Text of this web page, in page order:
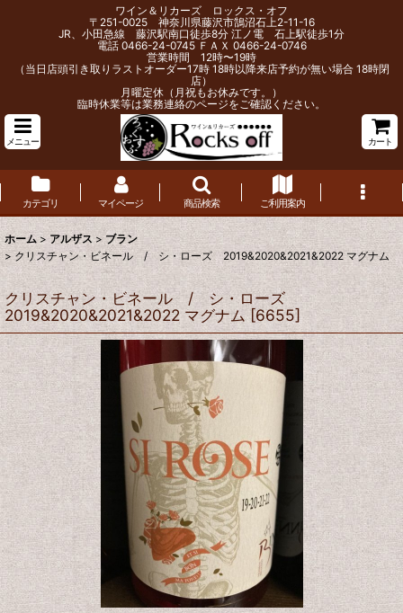
ワイン＆リカーズ ロックス・オフ
〒251-0025 神奈川県藤沢市鵠沼石上2-11-16
JR、小田急線 藤沢駅南口徒歩8分 江ノ電 石上駅徒歩1分
電話 0466-24-0745 ＦＡＸ 0466-24-0746
営業時間 12時〜19時
（当日店頭引き取りラストオーダー17時 18時以降来店予約が無い場合 18時閉
店）
月曜定休（月祝もお休みです。）
臨時休業等は業務連絡のページをご確認ください。
メニュー カート
カテゴリ マイページ 商品検索 ご利用案内
ホーム > アルザス > ブラン
> クリスチャン・ビネール / シ・ローズ 2019&2020&2021&2022 マグナム
クリスチャン・ビネール / シ・ローズ
2019&2020&2021&2022 マグナム [6655]